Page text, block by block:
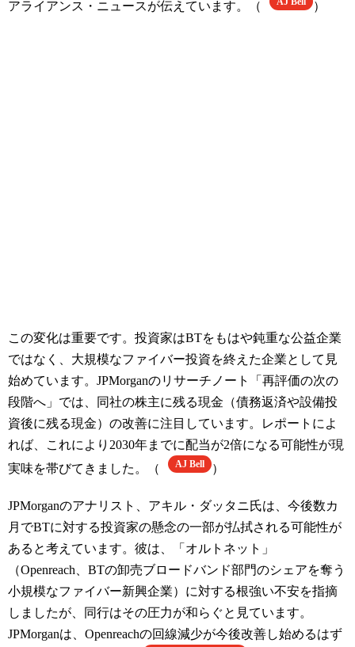
アライアンス・ニュースが伝えています。（
）
この変化は重要です。投資家はBTをもはや鈍重な公益企業
ではなく、大規模なファイバー投資を終えた企業として見
始めています。JPMorganのリサーチノート「再評価の次の
段階へ」では、同社の株主に残る現金（債務返済や設備投
資後に残る現金）の改善に注目しています。レポートによ
れば、これにより2030年までに配当が2倍になる可能性が現
実味を帯びてきました。（
AJ Bell ）
JPMorganのアナリスト、アキル・ダッタニ氏は、今後数カ
月でBTに対する投資家の懸念の一部が払拭される可能性が
あると考えています。彼は、「オルトネット」
（Openreach、BTの卸売ブロードバンド部門のシェアを奪う
小規模なファイバー新興企業）に対する根強い不安を指摘
しましたが、同行はその圧力が和らぐと見ています。
JPMorganは、Openreachの回線減少が今後改善し始めるはず